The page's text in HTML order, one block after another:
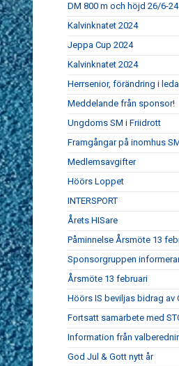
DM 800 m och höjd 26/6-24
Kalvinknatet 2024
Jeppa Cup 2024
Kalvinknatet 2024
Herrsenior, förändring i
Meddelande från sponsor!
Ungdoms SM i Friidrott
Framgångar på inomhus
Medlemsavgifter
Höörs Loppet
INTERSPORT
Årets HISare
Påminnelse Årsmöte 13
Sponsorgruppen
Årsmöte 13 februari
Höörs IS beviljas bidrag
Fortsatt samarbete med
Information från
God Jul & Gott nytt år